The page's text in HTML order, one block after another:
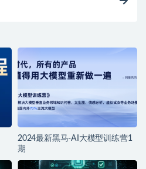
2024最新黑马-AI大模型训练营1
期